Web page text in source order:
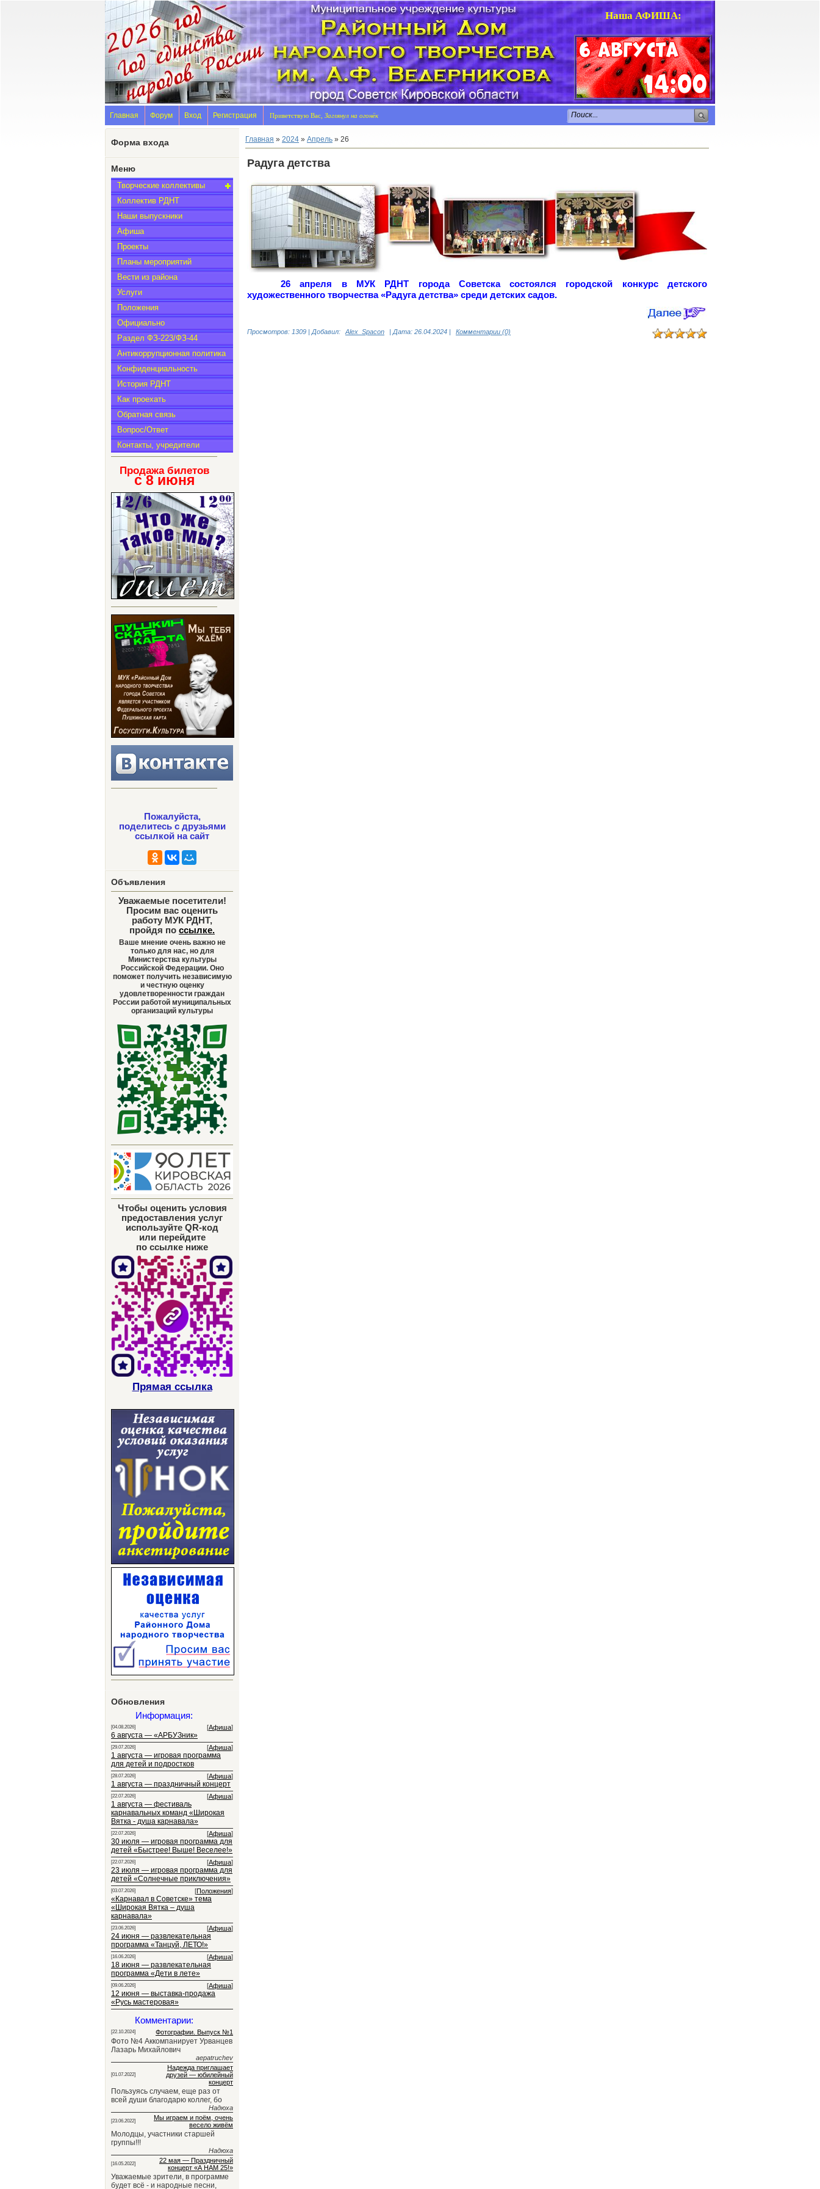
Наша АФИША:
Главная Форум Вход Регистрация Приветствую Вас, Заглянул на огонёк
Форма входа
Меню
Творческие коллективы
Коллектив РДНТ
Наши выпускники
Афиша
Проекты
Планы мероприятий
Вести из района
Услуги
Положения
Официально
Раздел ФЗ-223/ФЗ-44
Антикоррупционная политика
Конфиденциальность
История РДНТ
Как проехать
Обратная связь
Вопрос/Ответ
Контакты, учредители
Продажа билетов
с 8 июня
Пожалуйста,
поделитесь с друзьями
ссылкой на сайт
Объявления
Уважаемые посетители!
Просим вас оценить
работу МУК РДНТ,
пройдя по ссылке.
Ваше мнение очень важно не
только для нас, но для
Министерства культуры
Российской Федерации. Оно
поможет получить независимую
и честную оценку
удовлетворенности граждан
России работой муниципальных
организаций культуры
Чтобы оценить условия
предоставления услуг
используйте QR-код
или перейдите
по ссылке ниже
Прямая ссылка
Обновления
Информация:
[04.08.2026] [Афиша]
6 августа — «АРБУЗник»
[29.07.2026] [Афиша]
1 августа — игровая программа
для детей и подростков
[28.07.2026] [Афиша]
1 августа — праздничный концерт
[22.07.2026] [Афиша]
1 августа — фестиваль
карнавальных команд «Широкая
Вятка - душа карнавала»
[22.07.2026] [Афиша]
30 июля — игровая программа для
детей «Быстрее! Выше! Веселее!»
[22.07.2026] [Афиша]
23 июля — игровая программа для
детей «Солнечные приключения»
[03.07.2026] [Положения]
«Карнавал в Советске» тема
«Широкая Вятка – душа
карнавала»
[23.06.2026] [Афиша]
24 июня — развлекательная
программа «Танцуй, ЛЕТО!»
[16.06.2026] [Афиша]
18 июня — развлекательная
программа «Дети в лете»
[09.06.2026] [Афиша]
12 июня — выставка-продажа
«Русь мастеровая»
Комментарии:
[22.10.2024] Фотографии. Выпуск №1
Фото №4 Аккомпанирует Урванцев
Лазарь Михайлович
aepatruchev
[01.07.2022]
Надежда приглашает
друзей — юбилейный
концерт
Пользуясь случаем, еще раз от
всей души благодарю коллег, бо
Надюха
[23.06.2022]
Мы играем и поём, очень
весело живём
Молодцы, участники старшей
группы!!!
Надюха
[16.05.2022]
22 мая — Праздничный
концерт «А НАМ 25!»
Уважаемые зрители, в программе
будет всё - и народные песни,
Главная » 2024 » Апрель » 26
Радуга детства
26 апреля в МУК РДНТ города Советска состоялся городской конкурс детского
художественного творчества «Радуга детства» среди детских садов.
Просмотров: 1309 | Добавил: Alex_Spacon | Дата: 26.04.2024 | Комментарии (0)